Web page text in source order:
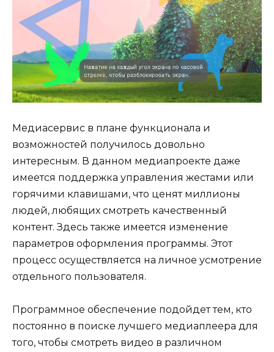
Медиасервис в плане функционала и
возможностей получилось довольно
интересным. В данном медиапроекте даже
имеется поддержка управления жестами или
горячими клавишами, что ценят миллионы
людей, любящих смотреть качественный
контент. Здесь также имеется изменение
параметров оформления программы. Этот
процесс осуществляется на личное усмотрение
отдельного пользователя.
Программное обеспечение подойдет тем, кто
постоянно в поиске лучшего медиаплеера для
того, чтобы смотреть видео в различном